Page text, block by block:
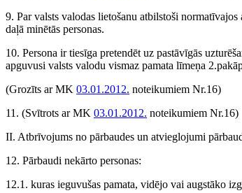
9. Par valsts valodas lietošanu atbilstoši
daļā minētās personas.
10. Persona ir tiesīga pretendēt uz pastāvīgās
apguvusi valsts valodu vismaz pamata līmeņa
(Grozīts ar MK 03.01.2012. noteikumiem Nr.16)
11. (Svītrots ar MK 03.01.2012. noteikumiem Nr.16)
II. Atbrīvojums no pārbaudes un atvieglojumi
12. Pārbaudi nekārto personas:
12.1. kuras ieguvušas pamata, vidējo vai augstāko